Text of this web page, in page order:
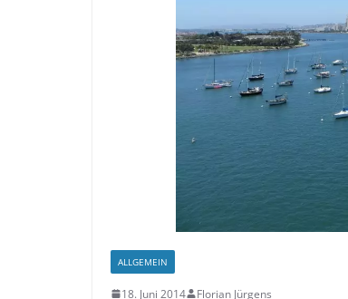
ALLGEMEIN
18. Juni 2014 Florian Jürgens